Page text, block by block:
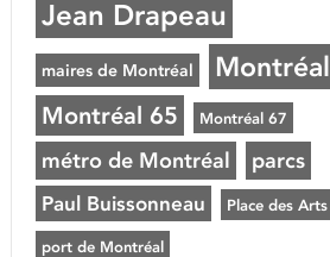
Jean Drapeau
maires de Montréal Montréal
Montréal 65 Montréal 67
métro de Montréal parcs
Paul Buissonneau Place des Arts
port de Montréal